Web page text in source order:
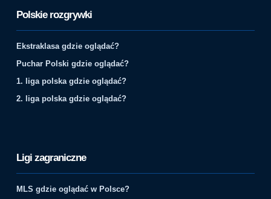
Polskie rozgrywki
Ekstraklasa gdzie oglądać?
Puchar Polski gdzie oglądać?
1. liga polska gdzie oglądać?
2. liga polska gdzie oglądać?
Ligi zagraniczne
MLS gdzie oglądać w Polsce?